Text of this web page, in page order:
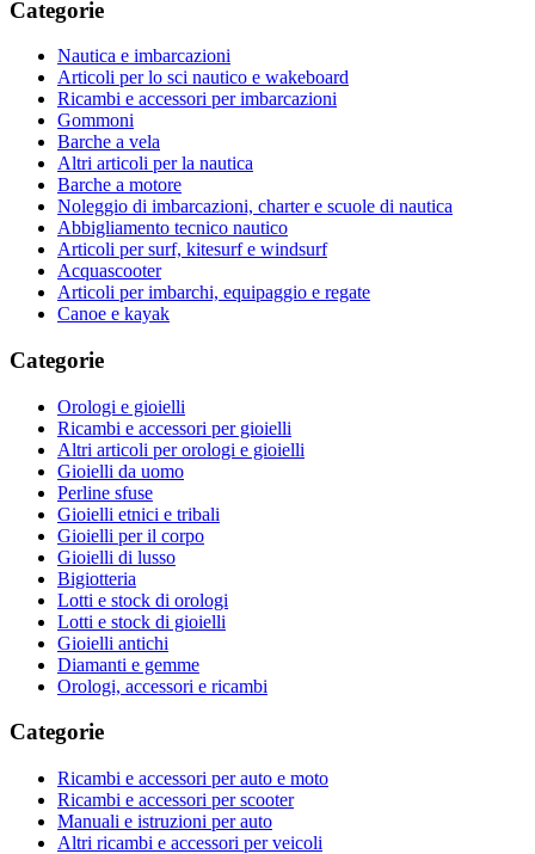
Categorie
Nautica e imbarcazioni
Articoli per lo sci nautico e wakeboard
Ricambi e accessori per imbarcazioni
Gommoni
Barche a vela
Altri articoli per la nautica
Barche a motore
Noleggio di imbarcazioni, charter e scuole di nautica
Abbigliamento tecnico nautico
Articoli per surf, kitesurf e windsurf
Acquascooter
Articoli per imbarchi, equipaggio e regate
Canoe e kayak
Categorie
Orologi e gioielli
Ricambi e accessori per gioielli
Altri articoli per orologi e gioielli
Gioielli da uomo
Perline sfuse
Gioielli etnici e tribali
Gioielli per il corpo
Gioielli di lusso
Bigiotteria
Lotti e stock di orologi
Lotti e stock di gioielli
Gioielli antichi
Diamanti e gemme
Orologi, accessori e ricambi
Categorie
Ricambi e accessori per auto e moto
Ricambi e accessori per scooter
Manuali e istruzioni per auto
Altri ricambi e accessori per veicoli